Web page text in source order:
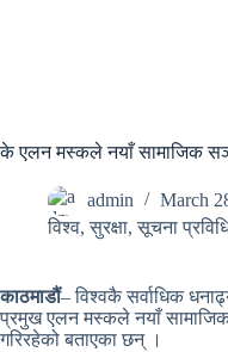
के एलन मस्कले नयाँ सामाजिक
admin
March
विश्व,सुरक्षा,सूचना
काठमाडौं– विश्वकै सर्वाधिक
प्रमुख एलन मस्कले नयाँ
गरिरहेको बताएका छन् ।